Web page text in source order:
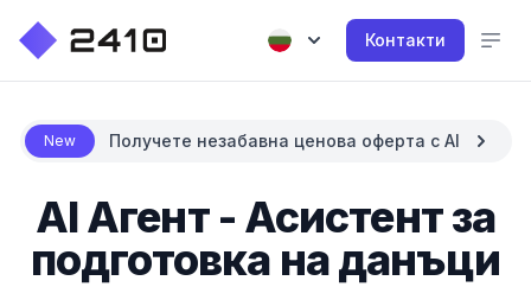
Контакти
New Получете незабавна ценова оферта с AI
AI Агент - Асистент за
подготовка на данъци